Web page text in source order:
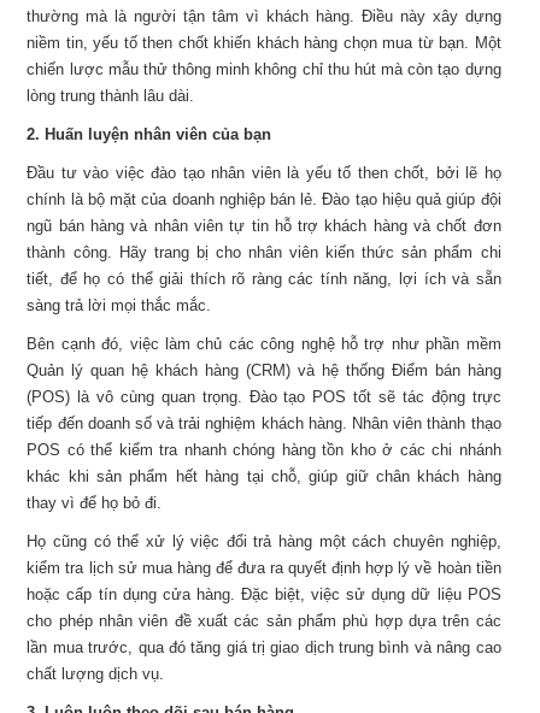
thường mà là người tận tâm vì khách hàng. Điều này xây dựng
niềm tin, yếu tố then chốt khiến khách hàng chọn mua từ bạn. Một
chiến lược mẫu thử thông minh không chỉ thu hút mà còn tạo dựng
lòng trung thành lâu dài.
2. Huấn luyện nhân viên của bạn
Đầu tư vào việc đào tạo nhân viên là yếu tố then chốt, bởi lẽ họ
chính là bộ mặt của doanh nghiệp bán lẻ. Đào tạo hiệu quả giúp đội
ngũ bán hàng và nhân viên tự tin hỗ trợ khách hàng và chốt đơn
thành công. Hãy trang bị cho nhân viên kiến thức sản phẩm chi
tiết, để họ có thể giải thích rõ ràng các tính năng, lợi ích và sẵn
sàng trả lời mọi thắc mắc.
Bên cạnh đó, việc làm chủ các công nghệ hỗ trợ như phần mềm
Quản lý quan hệ khách hàng (CRM) và hệ thống Điểm bán hàng
(POS) là vô cùng quan trọng. Đào tạo POS tốt sẽ tác động trực
tiếp đến doanh số và trải nghiệm khách hàng. Nhân viên thành thạo
POS có thể kiểm tra nhanh chóng hàng tồn kho ở các chi nhánh
khác khi sản phẩm hết hàng tại chỗ, giúp giữ chân khách hàng
thay vì để họ bỏ đi.
Họ cũng có thể xử lý việc đổi trả hàng một cách chuyên nghiệp,
kiểm tra lịch sử mua hàng để đưa ra quyết định hợp lý về hoàn tiền
hoặc cấp tín dụng cửa hàng. Đặc biệt, việc sử dụng dữ liệu POS
cho phép nhân viên đề xuất các sản phẩm phù hợp dựa trên các
lần mua trước, qua đó tăng giá trị giao dịch trung bình và nâng cao
chất lượng dịch vụ.